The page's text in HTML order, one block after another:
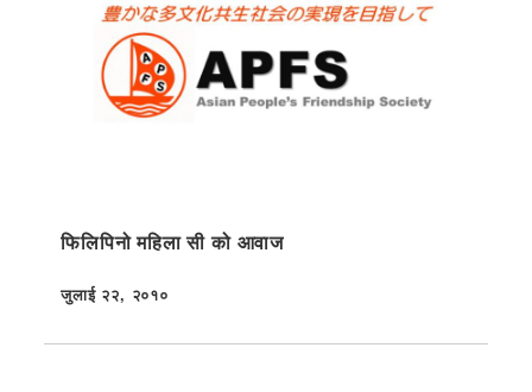
फिलिपिनो महिला सी को आवाज
प्रकाशित
जुलाई २२, २०१०